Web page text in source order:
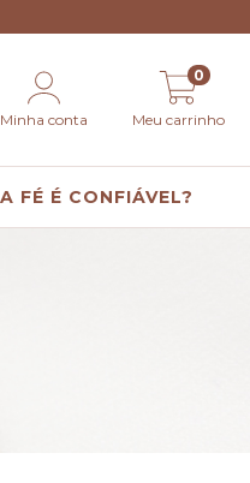
Minha conta Meu carrinho
0
FÉ É CONFIÁVEL?